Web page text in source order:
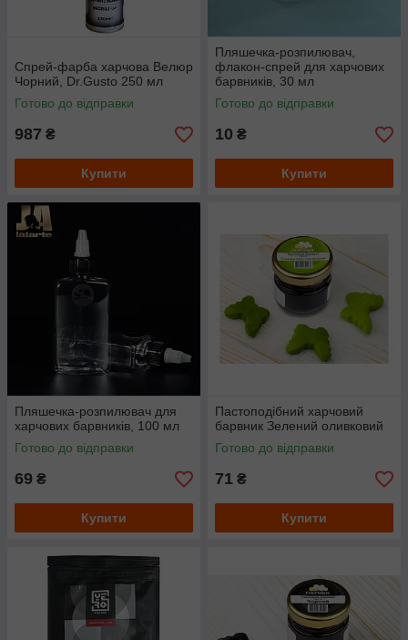
Спрей-фарба харчова Велюр
Чорний, Dr.Gusto 250 мл
Готово до відправки
987 ₴
Купити
Пляшечка-розпилювач,
флакон-спрей для харчових
барвників, 30 мл
Готово до відправки
10 ₴
Купити
Пляшечка-розпилювач для
харчових барвників, 100 мл
Готово до відправки
69 ₴
Купити
Пастоподібний харчовий
барвник Зелений оливковий
Готово до відправки
71 ₴
Купити